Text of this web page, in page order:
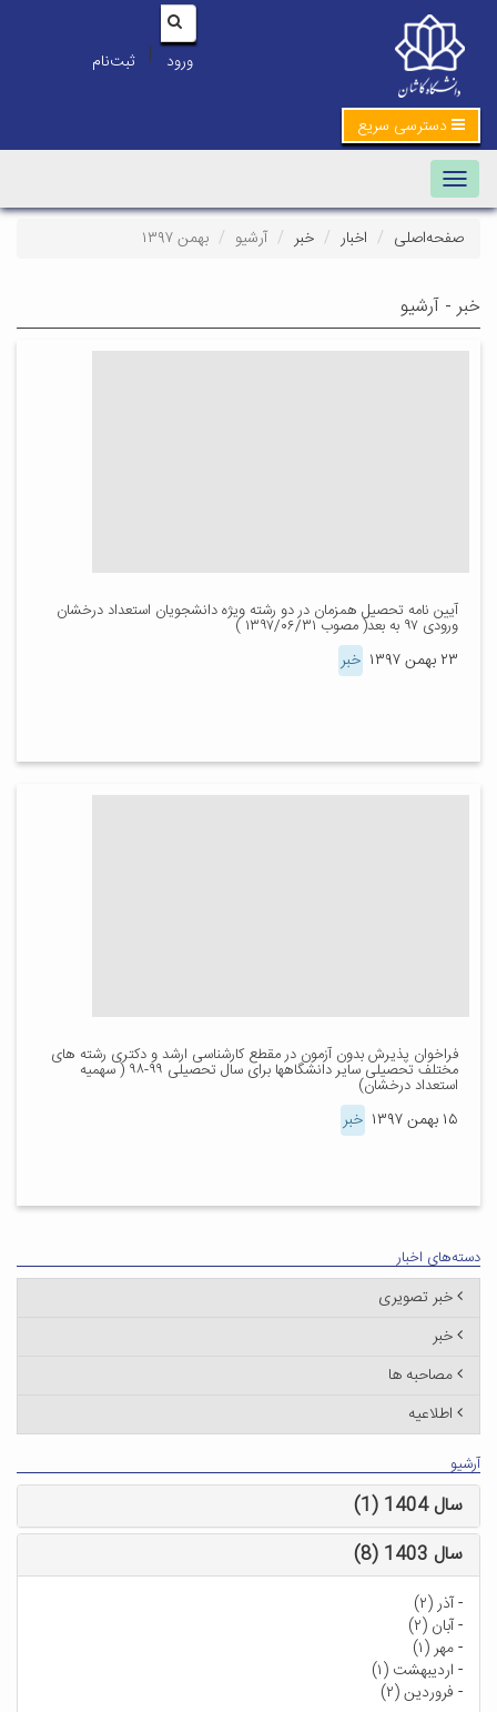
ورود | ثبت‌نام
دسترسی سریع
Toggle navigation
صفحه‌اصلی اخبار خبر آرشیو بهمن ۱۳۹۷
خبر - آرشیو
آیین نامه تحصیل همزمان در دو رشته ویژه دانشجویان استعداد درخشان
ورودی ۹۷ به بعد( مصوب ۱۳۹۷/۰۶/۳۱ )
۲۳ بهمن ۱۳۹۷ خبر
فراخوان پذیرش بدون آزمون در مقطع کارشناسی ارشد و دکتری رشته های
مختلف تحصیلی سایر دانشگاهها برای سال تحصیلی ۹۹-۹۸ ( سهمیه
استعداد درخشان)
۱۵ بهمن ۱۳۹۷ خبر
دسته‌های اخبار
خبر تصویری
خبر
مصاحبه ها
اطلاعیه
آرشیو
سال 1404 (1)
سال 1403 (8)
-آذر (۲)
-آبان (۲)
-مهر (۱)
- اردیبهشت (۱)
- فروردین (۲)